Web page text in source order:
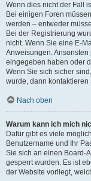
Wenn dies nicht der Fall
Bei einigen Foren
werden – entweder
Bei der Registrierung
nicht. Wenn Sie eine E-
Anweisungen.
eingegeben haben oder
Wenn Sie sich sicher
wurde, dann kontaktieren
Nach oben
Warum kann ich mich
Dafür gibt es viele
Benutzername und Ihr
Sie sich an einen Board-
gesperrt wurden. Es ist
der Website vorliegt,